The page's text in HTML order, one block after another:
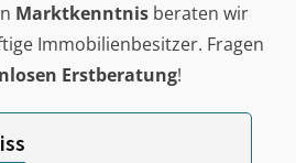
Marktkenntnis beraten wir
Immobilienbesitzer. Fragen
Erstberatung!